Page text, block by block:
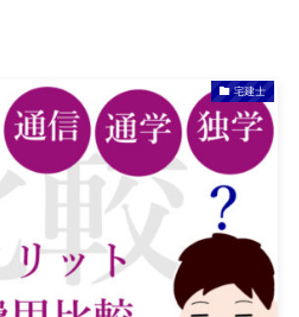
宅建士